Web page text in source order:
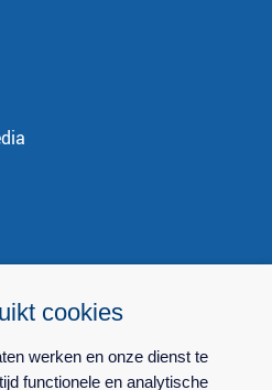
cookies
werken en onze dienst te
functionele en analytische